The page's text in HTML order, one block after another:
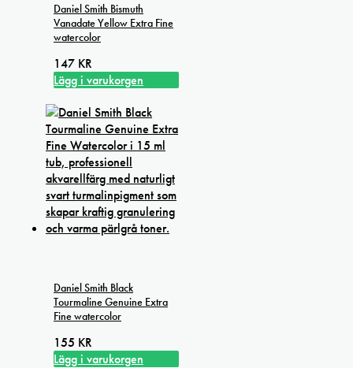
Daniel Smith Bismuth
Vanadate Yellow Extra Fine
watercolor
147 KR
Lägg i varukorgen
Daniel Smith Black
Tourmaline Genuine Extra
Fine watercolor
155 KR
Lägg i varukorgen